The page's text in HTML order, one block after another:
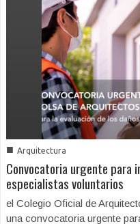
■ Arquitectura
Convocatoria urgente para
especialistas voluntarios
el Colegio Oficial de
una convocatoria urgente